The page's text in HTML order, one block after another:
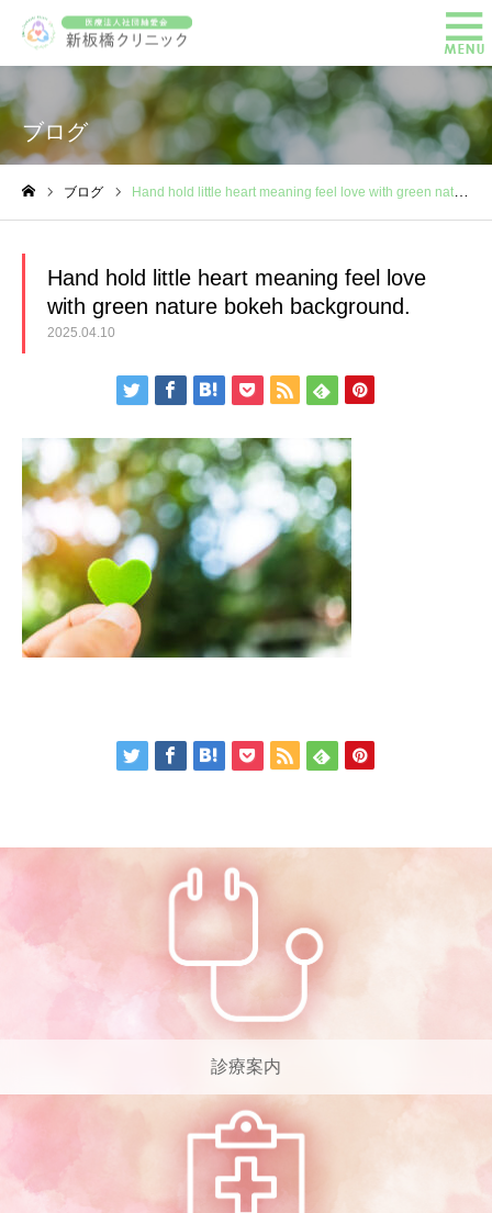
ブログ
ブログ Hand hold little heart meaning feel love with green nature bokeh background.
Hand hold little heart meaning feel love
with green nature bokeh background.
2025.04.10
診療案内